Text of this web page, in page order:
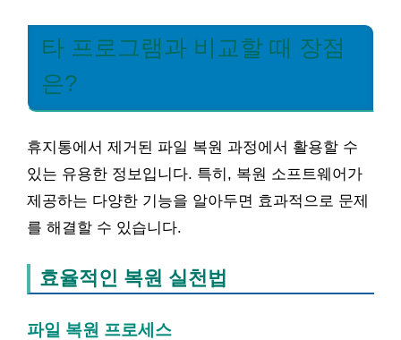
타 프로그램과 비교할 때 장점
은?
휴지통에서 제거된 파일 복원 과정에서 활용할 수
있는 유용한 정보입니다. 특히, 복원 소프트웨어가
제공하는 다양한 기능을 알아두면 효과적으로 문제
를 해결할 수 있습니다.
효율적인 복원 실천법
파일 복원 프로세스